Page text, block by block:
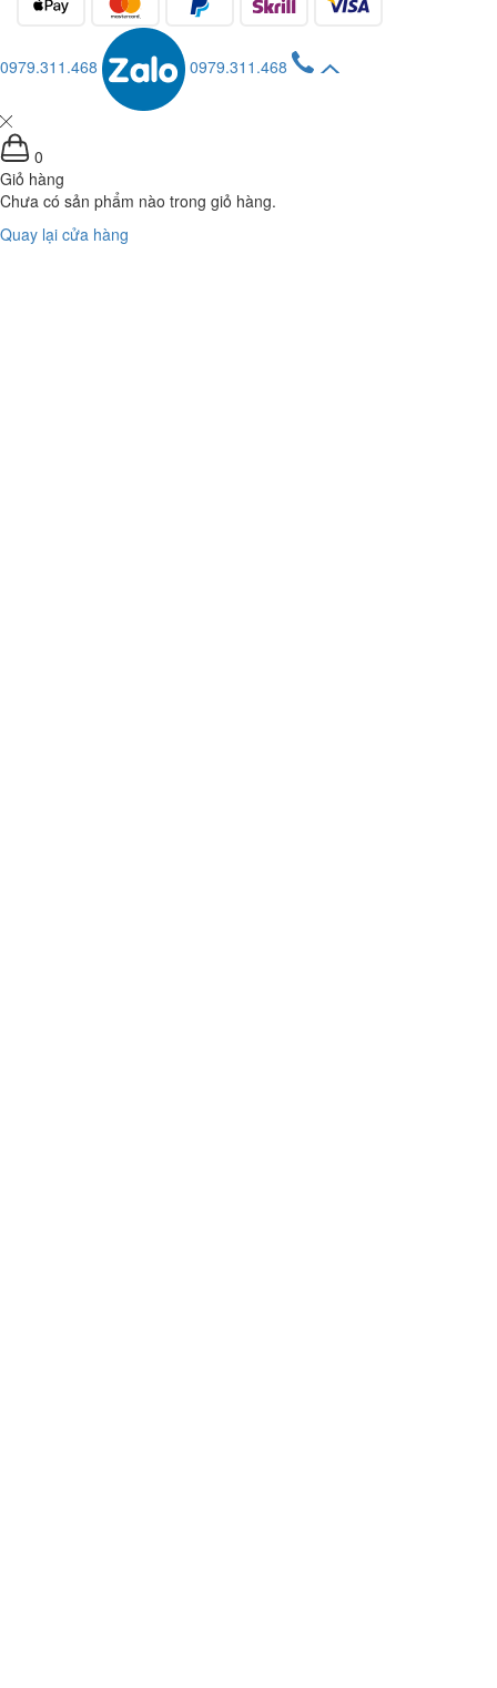
0979.311.468 0979.311.468
0
Giỏ hàng
Chưa có sản phẩm nào trong giỏ hàng.
Quay lại cửa hàng